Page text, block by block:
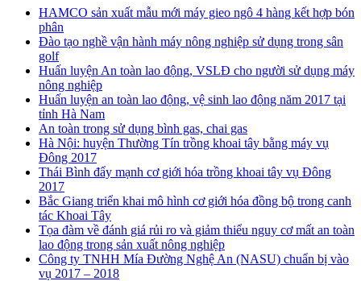
HAMCO sản xuất mẫu mới máy gieo ngô 4 hàng kết hợp bón
phân
Đào tạo nghề vận hành máy nông nghiệp sử dụng trong sân
golf
Huấn luyện An toàn lao động, VSLĐ cho người sử dụng máy
nông nghiệp
Huấn luyện an toàn lao động, vệ sinh lao động năm 2017 tại
tỉnh Hà Nam
An toàn trong sử dụng bình gas, chai gas
Hà Nội: huyện Thường Tín trồng khoai tây bằng máy vụ
Đông 2017
Thái Bình đẩy mạnh cơ giới hóa trồng khoai tây vụ Đông
2017
Bắc Giang triển khai mô hình cơ giới hóa đồng bộ trong canh
tác Khoai Tây
Tọa đàm về đánh giá rủi ro và giảm thiểu nguy cơ mất an toàn
lao động trong sản xuất nông nghiệp
Công ty TNHH Mía Đường Nghệ An (NASU) chuẩn bị vào
vụ 2017 – 2018